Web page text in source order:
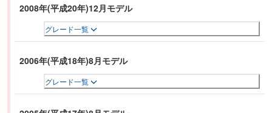
2008年(平成20年)12月モデル
グレード一覧
2006年(平成18年)8月モデル
グレード一覧